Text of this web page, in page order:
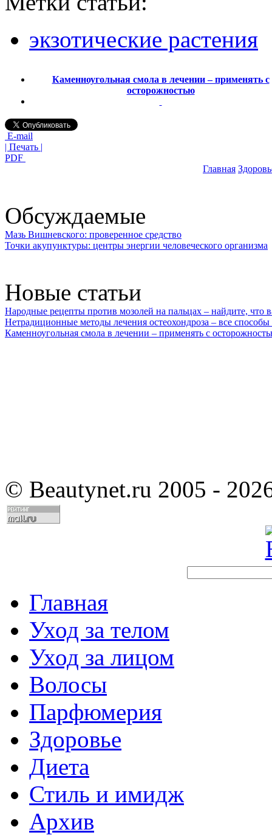
экзотические растения
Каменноугольная смола в лечении – применять с
осторожностью
E-mail
| Печать |
PDF
Главная
Обсуждаемые
Мазь Вишневского: проверенное средство
Точки акупунктуры: центры энергии человеческого организма
Новые статьи
Народные рецепты против мозолей на пальцах – найдите, что
Нетрадиционные методы лечения остеохондроза – все
Каменноугольная смола в лечении – применять с
© Beautynet.ru 2005 -
Главная
Уход за телом
Уход за лицом
Волосы
Парфюмерия
Здоровье
Диета
Стиль и имидж
Архив